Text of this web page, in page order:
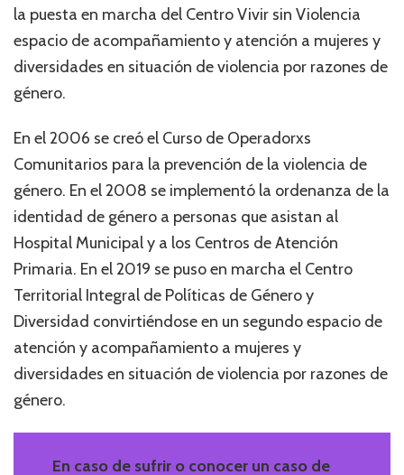
la puesta en marcha del Centro Vivir sin Violencia
espacio de acompañamiento y atención a mujeres y
diversidades en situación de violencia por razones de
género.
En el 2006 se creó el Curso de Operadorxs
Comunitarios para la prevención de la violencia de
género. En el 2008 se implementó la ordenanza de la
identidad de género a personas que asistan al
Hospital Municipal y a los Centros de Atención
Primaria. En el 2019 se puso en marcha el Centro
Territorial Integral de Políticas de Género y
Diversidad convirtiéndose en un segundo espacio de
atención y acompañamiento a mujeres y
diversidades en situación de violencia por razones de
género.
En caso de sufrir o conocer un caso de